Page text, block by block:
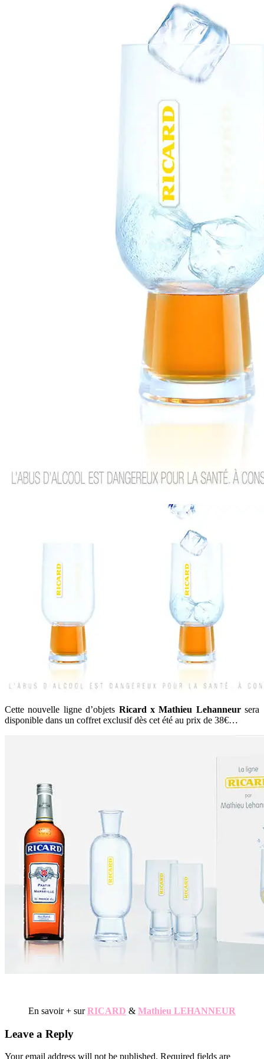
Cette nouvelle ligne d’objets Ricard x Mathieu Lehanneursera
disponible dans un coffret exclusif dès cet été au prix de 38€…
En savoir + surRICARD & Mathieu LEHANNEUR
Reader
Leave a Reply
Your email address will not be published. Required fields are